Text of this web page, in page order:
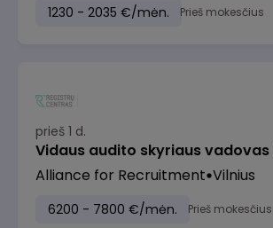
1230 - 2035 €/mėn. Prieš mokesčius
prieš 1 d.
Vidaus audito skyriaus
Alliance for Recruitment Vilnius
6200 - 7800 €/mėn. Prieš mokesčius